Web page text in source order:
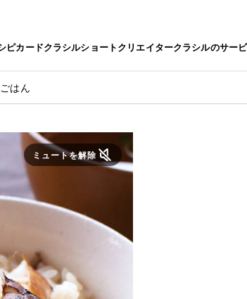
ピカードクラシルショートクリエイタークラシルのサー
はん
ミュートを解除